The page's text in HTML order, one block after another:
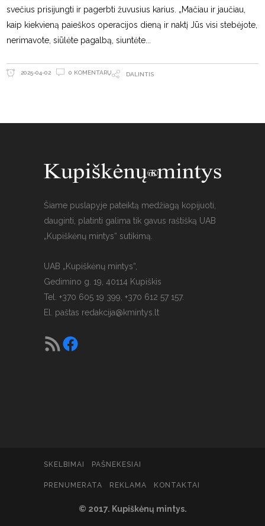
svečius prisijungti ir pagerbti žuvusius karius. „Mačiau ir jaučiau,
kaip kiekvieną paieškos operacijos dieną ir naktį Jūs visi stebėjote,
nerimavote, siūlėte pagalbą, siuntėte
2025-04-02 0 KOMENTARŲ DALINTIS
Šiame puslapyje pateiktą medžiagą kopijuoti,
dauginti, platinti galima tik gavus raštišką UAB
„Kupiškėnų mintys“ sutikimą.
UAB „Kupiškėnų mintys“,
Gedimino g. 19, 40114 Kupiškis
Tel. +370 605 19 399, +370 612 57 157.
El. paštas redakcija@kmintys.lt
SKELBIMAI PAŠNEKESIAI
© 2017. Kupiškėnų mintys.
PRENUMERATA REKLAMA KONTAKTAI